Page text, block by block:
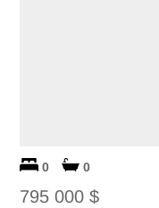
0 0
795 000 $